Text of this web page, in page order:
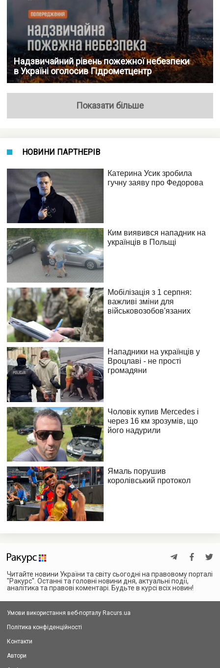
Надзвичайний рівень пожежної небезпеки
в Україні оголосив Гідрометцентр
Показати більше
НОВИНИ ПАРТНЕРІВ
Читайте новини України та світу сьогодні на правовому порталі
"Ракурс". Останні та головні новини дня, актуальні події,
аналітика та правові коментарі. Будьте в курсі всіх новин!
Умови використання веб-порталу Racurs.ua
Політика конфіденційності
Контакти
Автори